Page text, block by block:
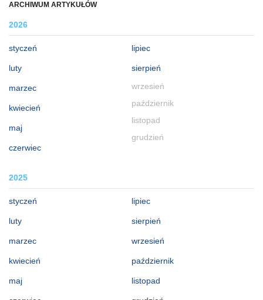
ARCHIWUM ARTYKUŁÓW
2026
styczeń
luty
marzec
kwiecień
maj
czerwiec
lipiec
sierpień
wrzesień
październik
listopad
grudzień
2025
styczeń
luty
marzec
kwiecień
maj
lipiec
sierpień
wrzesień
październik
listopad